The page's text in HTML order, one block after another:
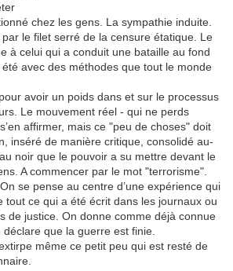
chez les gens. La sympathie induite.
le filet serré de la censure étatique. Le
à celui qui a conduit une bataille au fond
avec des méthodes que tout le monde
avoir un poids dans et sur le processus
Le mouvement réel - qui ne perds
affirmer, mais ce "peu de choses" doit
inséré de manière critique, consolidé au-
noir que le pouvoir a su mettre devant le
A commencer par le mot "terrorisme".
se pense au centre d’une expérience qui
tout ce qui a été écrit dans les journaux ou
de justice. On donne comme déjà connue
que la guerre est finie.
même ce petit peu qui est resté de